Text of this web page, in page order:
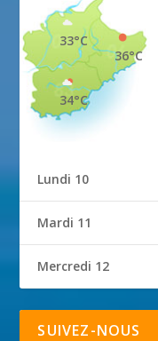
36°C
33°C
34°C
Lundi 10
Mardi 11
Mercredi 12
SUIVEZ-NOUS